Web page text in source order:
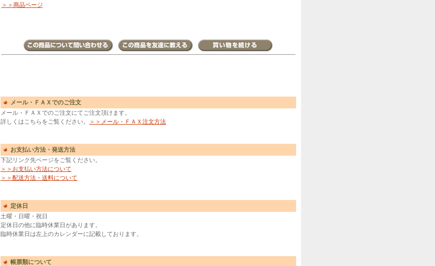
＞＞商品ページ
メール・ＦＡＸでのご注文
メール・ＦＡＸでのご注文にてご注文頂けます。
詳しくはこちらをご覧ください。
＞＞メール・ＦＡＸ注文方法
お支払い方法・発送方法
下記リンク先ページをご覧ください。
＞＞お支払い方法について
＞＞配送方法・送料について
定休日
土曜・日曜・祝日
定休日の他に臨時休業日があります。
臨時休業日は左上のカレンダーに記載しております。
帳票類について